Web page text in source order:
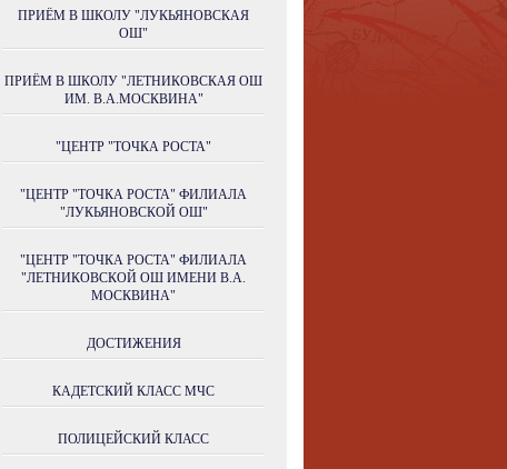
ПРИЁМ В ШКОЛУ "ЛУКЬЯНОВСКАЯ
ОШ"
ПРИЁМ В ШКОЛУ "ЛЕТНИКОВСКАЯ ОШ
ИМ. В.А.МОСКВИНА"
"ЦЕНТР "ТОЧКА РОСТА"
"ЦЕНТР "ТОЧКА РОСТА" ФИЛИАЛА
"ЛУКЬЯНОВСКОЙ ОШ"
"ЦЕНТР "ТОЧКА РОСТА" ФИЛИАЛА
"ЛЕТНИКОВСКОЙ ОШ ИМЕНИ В.А.
МОСКВИНА"
ДОСТИЖЕНИЯ
КАДЕТСКИЙ КЛАСС МЧС
ПОЛИЦЕЙСКИЙ КЛАСС